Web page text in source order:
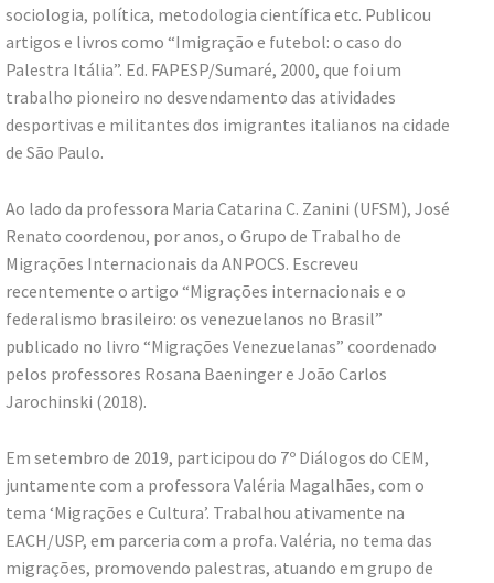
sociologia, política, metodologia científica etc. Publicou
artigos e livros como “Imigração e futebol: o caso do
Palestra Itália”. Ed. FAPESP/Sumaré, 2000, que foi um
trabalho pioneiro no desvendamento das atividades
desportivas e militantes dos imigrantes italianos na cidade
de São Paulo.
Ao lado da professora Maria Catarina C. Zanini (UFSM), José
Renato coordenou, por anos, o Grupo de Trabalho de
Migrações Internacionais da ANPOCS. Escreveu
recentemente o artigo “Migrações internacionais e o
federalismo brasileiro: os venezuelanos no Brasil”
publicado no livro “Migrações Venezuelanas” coordenado
pelos professores Rosana Baeninger e João Carlos
Jarochinski (2018).
Em setembro de 2019, participou do 7º Diálogos do CEM,
juntamente com a professora Valéria Magalhães, com o
tema ‘Migrações e Cultura’. Trabalhou ativamente na
EACH/USP, em parceria com a profa. Valéria, no tema das
migrações, promovendo palestras, atuando em grupo de